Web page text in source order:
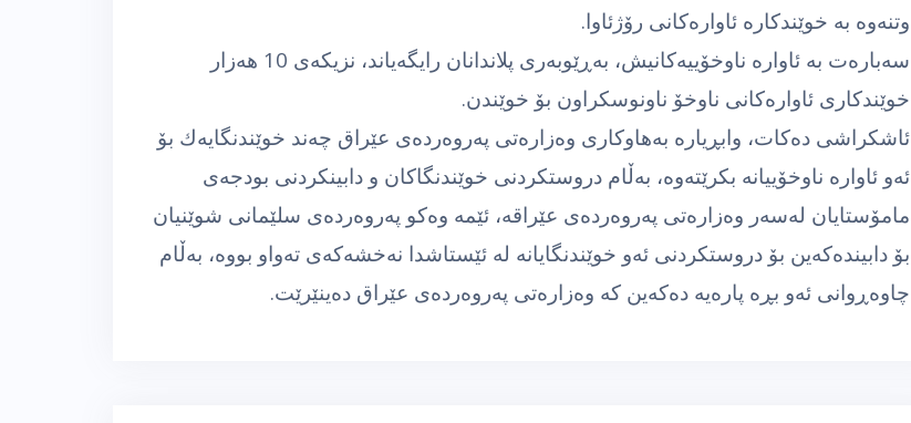
وتنه‌وه‌ به‌ خوێندكاره‌ ئاواره‌كانی رۆژئاوا.
سه‌باره‌ت به‌ ئاواره‌ ناوخۆییه‌كانیش، به‌ڕێوبه‌ری پلاندانان رایگه‌یاند، نزیكه‌ی 10 هه‌زار
خوێندكاری ئاواره‌كانی ناوخۆ ناونوسكراون بۆ خوێندن.
ئاشكراشی ده‌كات، وابڕیاره‌ به‌هاوكاری وه‌زاره‌تی په‌روه‌رده‌ی عێراق چه‌ند خوێندنگایه‌ك بۆ
ئه‌و ئاواره‌ ناوخۆییانه‌ بكرێته‌وه‌، به‌ڵام دروستكردنی خوێندنگاكان و دابینكردنی بودجه‌ی
مامۆستایان له‌سه‌ر وه‌زاره‌تی په‌روه‌رده‌ی عێراقه‌، ئێمه‌ وه‌كو په‌روه‌رده‌ی سلێمانی شوێنیان
بۆ دابینده‌كه‌ین بۆ دروستكردنی ئه‌و خوێندنگایانه‌ له‌ ئێستاشدا نه‌خشه‌كه‌ی ته‌واو بووه‌، به‌ڵام
چاوه‌ڕوانی ئه‌و بڕه‌ پاره‌یه‌ ده‌كه‌ین كه‌ وه‌زاره‌تی په‌روه‌رده‌ی عێراق ده‌ینێرێت.